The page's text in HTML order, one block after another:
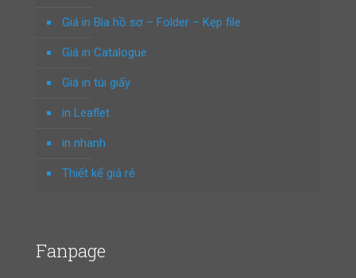
Giá in Bìa hồ sơ – Folder – Kẹp file
Giá in Catalogue
Giá in túi giấy
in Leaflet
in nhanh
Thiết kế giá rẻ
Fanpage